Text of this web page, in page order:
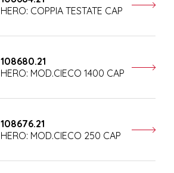
HERO: COPPIA TESTATE CAP
108680.21
HERO: MOD.CIECO 1400 CAP
108676.21
HERO: MOD.CIECO 250 CAP